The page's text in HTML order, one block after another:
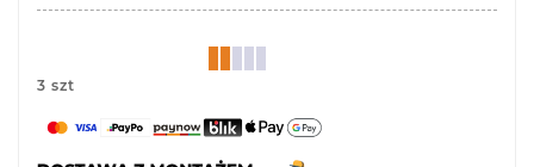
3 szt